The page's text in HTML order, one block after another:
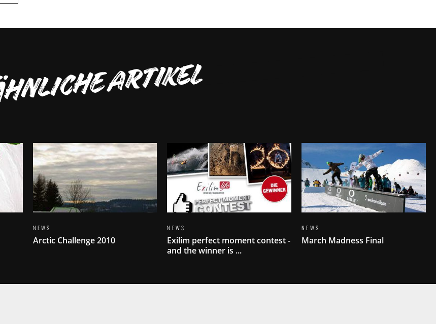
ARTIKEL
NEWS
Arctic Challenge 2010
NEWS
Exilim perfect moment contest -
and the winner is ...
NEWS
March Madness Final